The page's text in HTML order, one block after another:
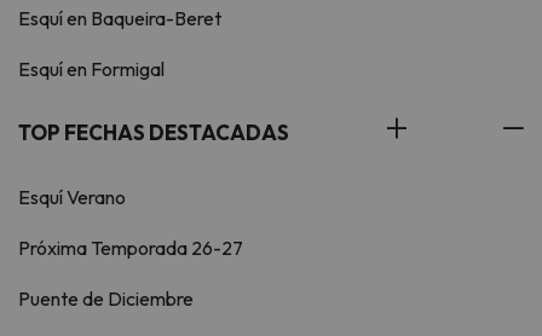
Esquí en Baqueira-Beret
Esquí en Formigal
TOP FECHAS DESTACADAS
Esquí Verano
Próxima Temporada 26-27
Puente de Diciembre